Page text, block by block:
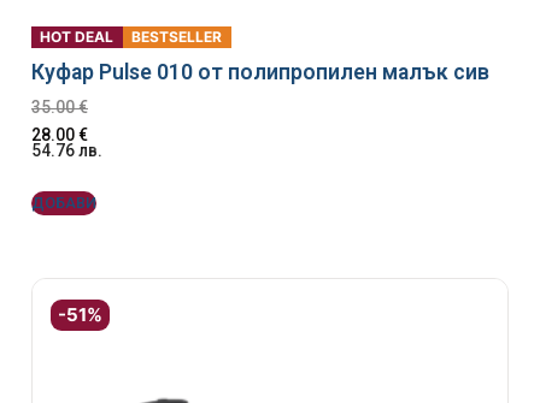
HOT DEAL BESTSELLER
Куфар Pulse 010 от полипропилен малък сив
35.00€
28.00€
54.76лв.
ДОБАВИ
-51%